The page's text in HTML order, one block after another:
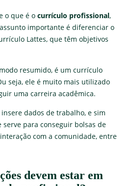
o que é o currículo profissional,
importante é diferenciar o
Lattes, que têm objetivos
resumido, é um currículo
seja, ele é muito mais utilizado
uma carreira acadêmica.
dados de trabalho, e sim
serve para conseguir bolsas de
com a comunidade, entre
devem estar em